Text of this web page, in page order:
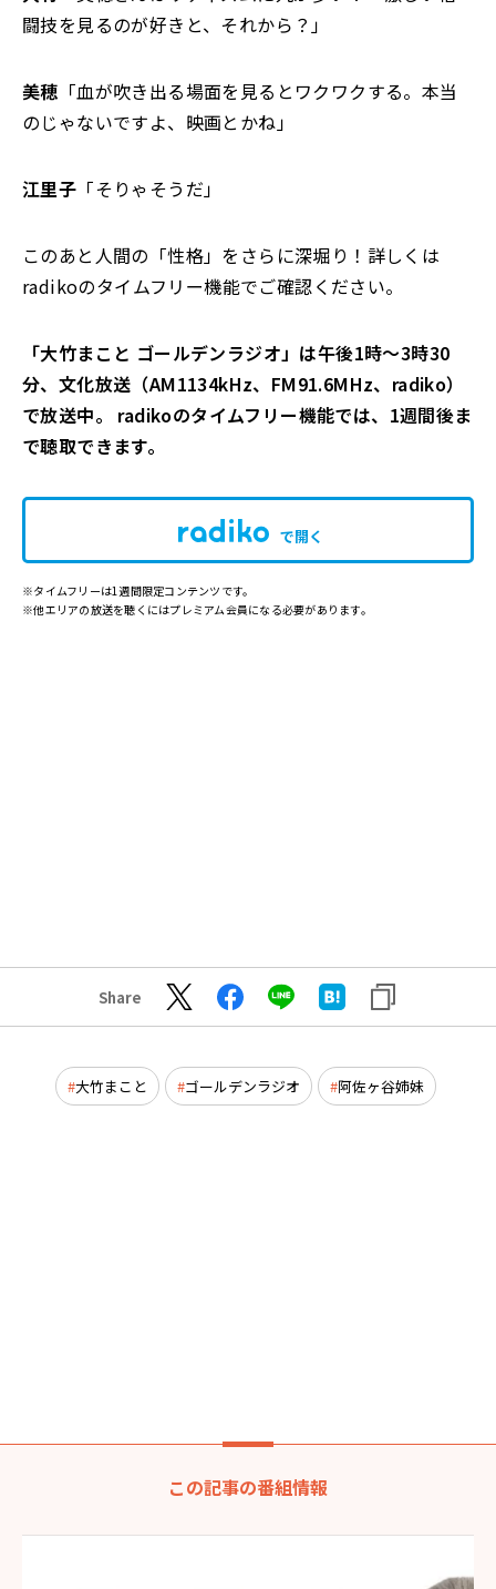
闘技を見るのが好きと、それから？」
美穂 「血が吹き出る場面を見るとワクワクする。本当
のじゃないですよ、映画とかね」
江里子 「そりゃそうだ」
このあと人間の「性格」をさらに深堀り！詳しくは
radikoのタイムフリー機能でご確認ください。
「大竹まこと ゴールデンラジオ」は午後1時～3時30
分、文化放送（AM1134kHz、FM91.6MHz、radiko）
で放送中。 radikoのタイムフリー機能では、1週間後ま
で聴取できます。
で開く
※タイムフリーは1週間限定コンテンツです。
※他エリアの放送を聴くにはプレミアム会員になる必要があります。
Share
大竹まこと ゴールデンラジオ 阿佐ヶ谷姉妹
この記事の番組情報